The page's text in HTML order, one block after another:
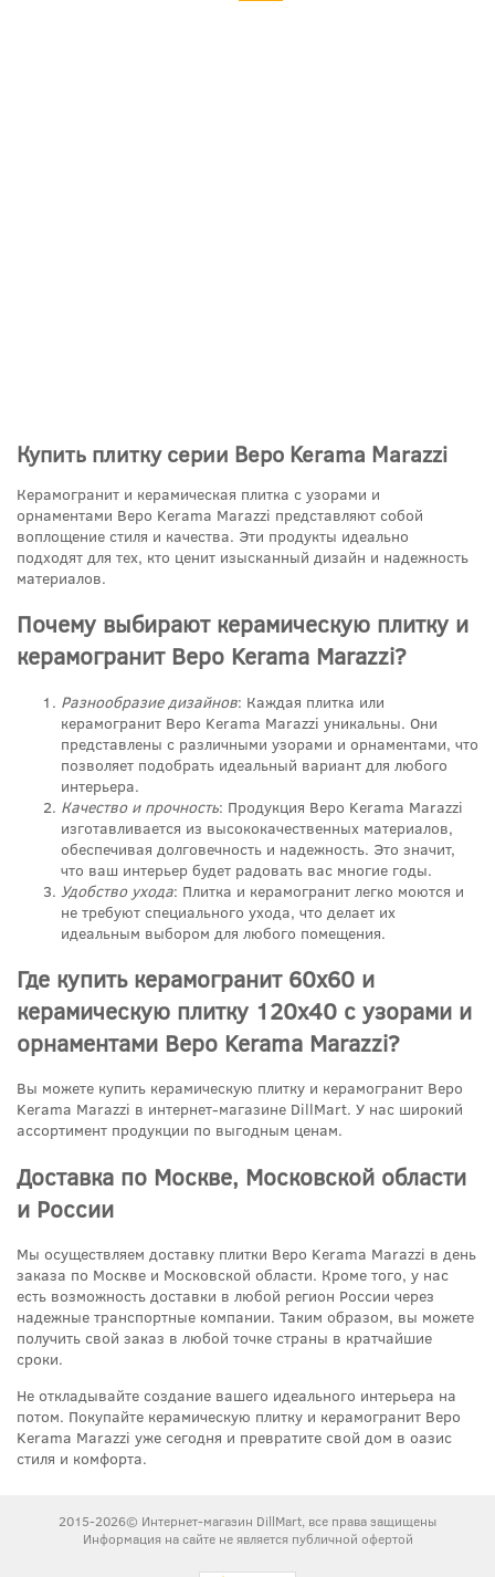
Купить плитку серии Веро Kerama Marazzi
Керамогранит и керамическая плитка с узорами и
орнаментами Веро Kerama Marazzi представляют собой
воплощение стиля и качества. Эти продукты идеально
подходят для тех, кто ценит изысканный дизайн и надежность
материалов.
Почему выбирают керамическую плитку и
керамогранит Веро Kerama Marazzi?
Разнообразие дизайнов: Каждая плитка или
керамогранит Веро Kerama Marazzi уникальны. Они
представлены с различными узорами и орнаментами, что
позволяет подобрать идеальный вариант для любого
интерьера.
Качество и прочность: Продукция Веро Kerama Marazzi
изготавливается из высококачественных материалов,
обеспечивая долговечность и надежность. Это значит,
что ваш интерьер будет радовать вас многие годы.
Удобство ухода: Плитка и керамогранит легко моются и
не требуют специального ухода, что делает их
идеальным выбором для любого помещения.
Где купить керамогранит 60x60 и
керамическую плитку 120x40 с узорами и
орнаментами Веро Kerama Marazzi?
Вы можете купить керамическую плитку и керамогранит Веро
Kerama Marazzi в интернет-магазине DillMart. У нас широкий
ассортимент продукции по выгодным ценам.
Доставка по Москве, Московской области
и России
Мы осуществляем доставку плитки Веро Kerama Marazzi в день
заказа по Москве и Московской области. Кроме того, у нас
есть возможность доставки в любой регион России через
надежные транспортные компании. Таким образом, вы можете
получить свой заказ в любой точке страны в кратчайшие
сроки.
Не откладывайте создание вашего идеального интерьера на
потом. Покупайте керамическую плитку и керамогранит Веро
Kerama Marazzi уже сегодня и превратите свой дом в оазис
стиля и комфорта.
2015-2026© Интернет-магазин DillMart, все права защищены
Информация на сайте не является публичной офертой